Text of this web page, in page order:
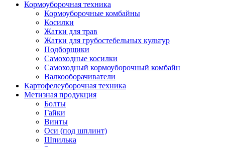
Кормоуборочная техника
Кормоуборочные комбайны
Косилки
Жатки для трав
Жатки для грубостебельных культур
Подборщики
Самоходные косилки
Самоходный кормоуборочный комбайн
Валкооборачиватели
Картофелеуборочная техника
Метизная продукция
Болты
Гайки
Винты
Оси (под шплинт)
Шпилька